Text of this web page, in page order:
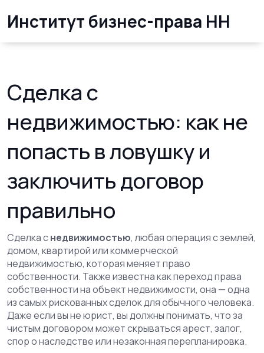
Институт бизнес-права НН
Сделка с
недвижимостью: как не
попасть в ловушку и
заключить договор
правильно
Сделка снедвижимостью, любая операция с землей,
домом, квартирой или коммерческой
недвижимостью, которая меняет право
собственности. Также известна какпереход права
собственности на объект недвижимости, она — одна
из самых рискованных сделок для обычного человека.
Даже если вы не юрист, вы должны понимать, что за
чистым договором может скрываться арест, залог,
спор о наследстве или незаконная перепланировка.